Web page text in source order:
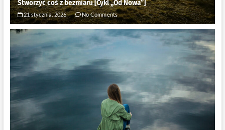
Stworzyć coś z bezmiaru [Cykl ,,Od Nowa”]
21 stycznia, 2026 No Comments